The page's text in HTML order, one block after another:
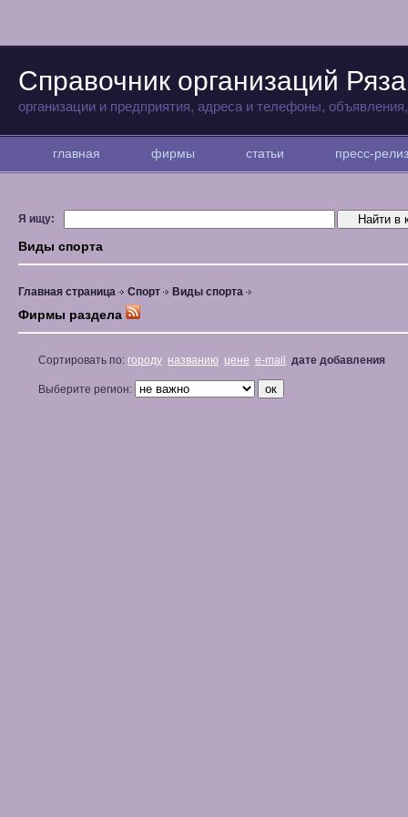
Справочник организаций
организации и предприятия, адреса и телефоны,
главная фирмы статьи пресс-
Я ищу:
Виды спорта
Главная страница Спорт Виды спорта
Фирмы раздела
Сортировать по: городу названию цене e-mail дате добавления
Выберите регион: